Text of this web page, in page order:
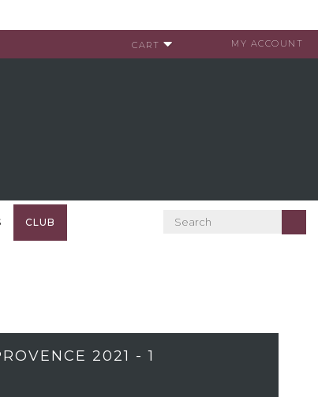
MY ACCOUNT
CART
CLUB
2021 - 1